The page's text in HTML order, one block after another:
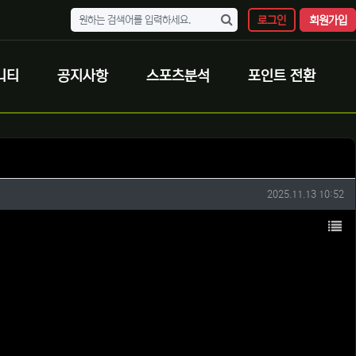
로그인 회원가입
티 공지사항 스포츠분석 포인트 전환
작성일
2025.11.13 10:52
목